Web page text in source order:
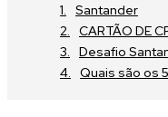
Santander
CARTÃO DE
Desafio
Quais são os